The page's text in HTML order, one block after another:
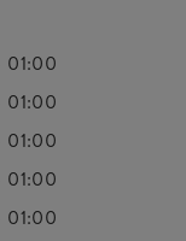
01:00
01:00
01:00
01:00
01:00